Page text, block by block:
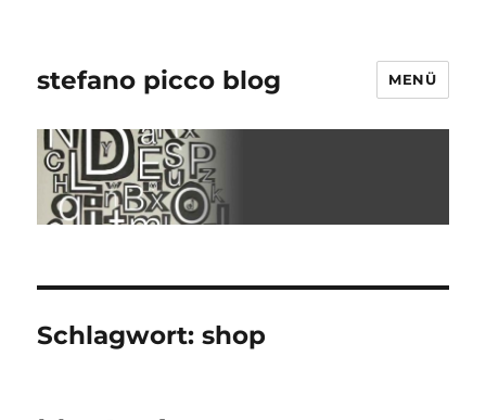
stefano picco blog MENÜ
Schlagwort:shop